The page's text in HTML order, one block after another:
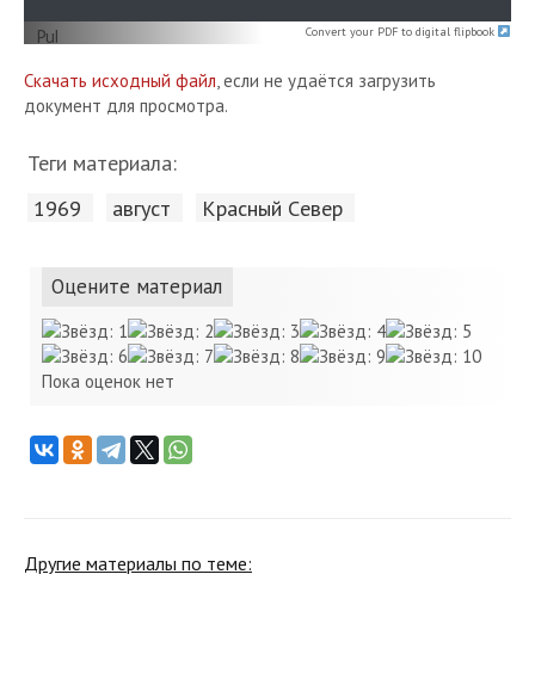
Convert your PDF to digital flipbook
Скачать исходный файл, если не удаётся загрузить
документ для просмотра.
Теги материала:
1969 август Красный Cевер
Оцените материал
Пока оценок нет
Другие материалы по теме: